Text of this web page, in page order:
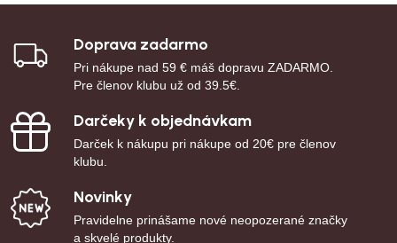
Doprava zadarmo
Pri nákupe nad 59 € máš dopravu ZADARMO.
Pre členov klubu už od 39.5€.
Darčeky k objednávkam
Darček k nákupu pri nákupe od 20€ pre členov
klubu.
Novinky
Pravidelne prinášame nové neopozerané značky
a skvelé produkty.